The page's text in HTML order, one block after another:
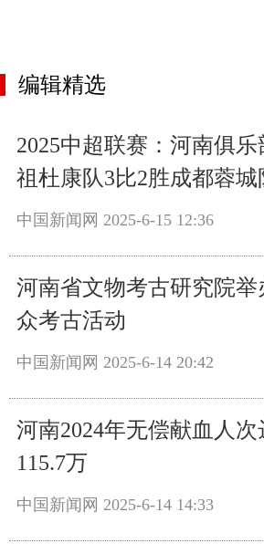
编辑精选
2025中超联赛：河南俱乐
祖杜康队3比2胜成都蓉城
中国新闻网 2025-6-15 12:36
河南省文物考古研究院举
众考古活动
中国新闻网 2025-6-14 20:42
河南2024年无偿献血人次
115.7万
中国新闻网 2025-6-14 14:33